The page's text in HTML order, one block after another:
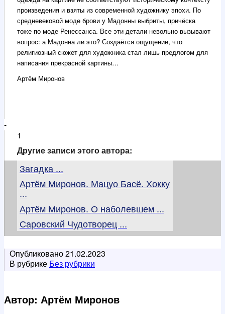
произведения и взяты из современной художнику эпохи. По
средневековой моде брови у Мадонны выбриты, причёска
тоже по моде Ренессанса. Все эти детали невольно вызывают
вопрос: а Мадонна ли это? Создаётся ощущение, что
религиозный сюжет для художника стал лишь предлогом для
написания прекрасной картины…
Артём Миронов
-
1
Другие записи этого автора:
Загадка ...
Артём Миронов. Мацуо Басё. Хокку
...
Артём Миронов. О наболевшем ...
Саровский Чудотворец ...
Опубликовано21.02.2023
В рубрике Без рубрики
Автор: Артём Миронов